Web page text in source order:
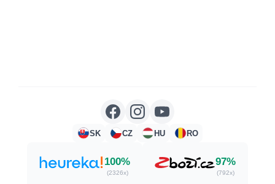
SK CZ HU RO
100%
(2326x)
97%
(792x)